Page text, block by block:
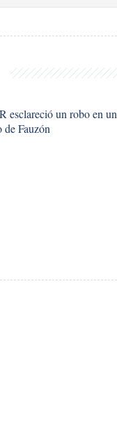
esclareció un robo en un
de Fauzón